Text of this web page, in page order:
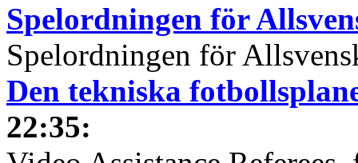
Spelordningen för
Spelordningen för
Den tekniska
22:35: